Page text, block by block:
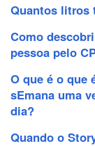
Quantos litros
Como
pessoa pelo
O que é o que
sEmana uma
dia?
Quando o